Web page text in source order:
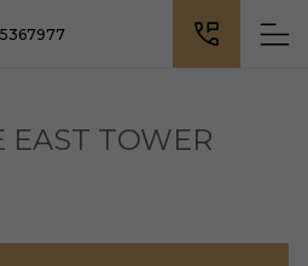
EAST TOWER